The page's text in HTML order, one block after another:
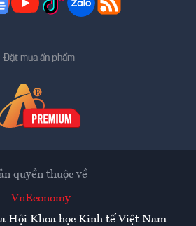
Đặt mua ấn phẩm
quyền thuộc về
VnEconomy
Hội Khoa học Kinh tế Việt Nam